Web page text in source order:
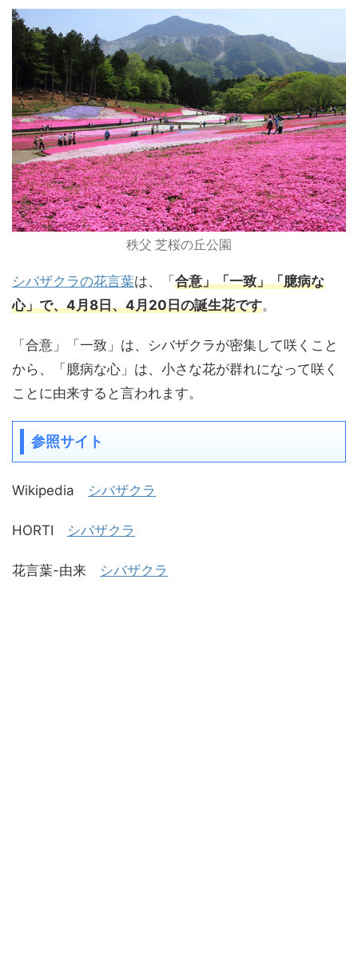
秩父 芝桜の丘公園
シバザクラの花言葉は、「 合意」「一致」「臆病な
心」で、4月8日、4月20日の誕生花です。
「合意」「一致」は、シバザクラが密集して咲くこと
から、「臆病な心」は、小さな花が群れになって咲く
ことに由来すると言われます。
参照サイト
Wikipedia シバザクラ
HORTI シバザクラ
花言葉-由来 シバザクラ